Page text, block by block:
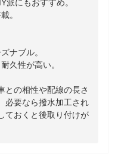
との相性や配線の長さ
必要なら撥水加工され
ておくと後取り付けが